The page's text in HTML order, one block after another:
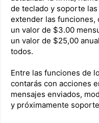
de teclado y soporte
extender las funciones,
un valor de $3.00
un valor de $25,00
todos.
Entre las funciones de
contarás con acciones
mensajes enviados,
y próximamente